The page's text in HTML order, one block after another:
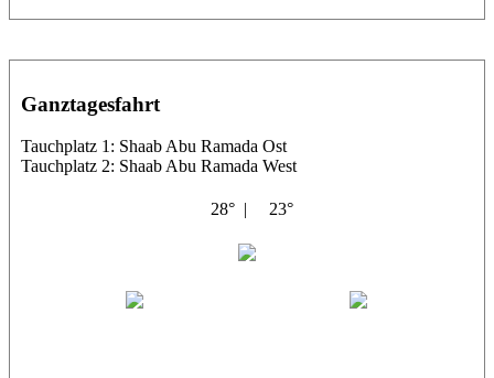
Ganztagesfahrt
Tauchplatz 1: Shaab Abu Ramada Ost
Tauchplatz 2: Shaab Abu Ramada West
28° | 23°